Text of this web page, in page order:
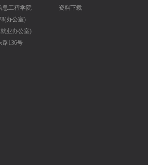
息工程学院
办公室)
就业办公室)
路136号
资料下载